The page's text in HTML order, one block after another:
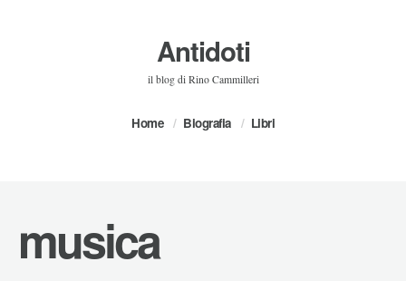
Antidoti
il blog di Rino Cammilleri
Home Biografia Libri
musica